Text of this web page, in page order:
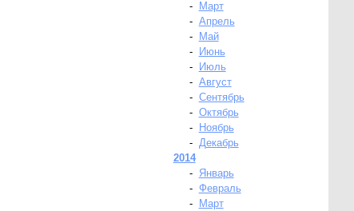
-
Март
- Апрель
-
Май
-
Июнь
-
Июль
- Август
- Сентябрь
- Октябрь
-
Ноябрь
- Декабрь
2014
-
Январь
- Февраль
-
Март